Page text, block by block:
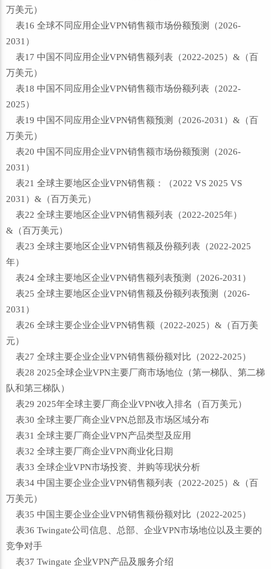
万美元）
表16 全球不同应用企业VPN销售额市场份额预测（2026-
2031）
表17 中国不同应用企业VPN销售额列表（2022-2025）&（百
万美元）
表18 中国不同应用企业VPN销售额市场份额列表（2022-
2025）
表19 中国不同应用企业VPN销售额预测（2026-2031）&（百
万美元）
表20 中国不同应用企业VPN销售额市场份额预测（2026-
2031）
表21 全球主要地区企业VPN销售额：（2022 VS 2025 VS
2031）&（百万美元）
表22 全球主要地区企业VPN销售额列表（2022-2025年）
&（百万美元）
表23 全球主要地区企业VPN销售额及份额列表（2022-2025
年）
表24 全球主要地区企业VPN销售额列表预测（2026-2031）
表25 全球主要地区企业VPN销售额及份额列表预测（2026-
2031）
表26 全球主要企业企业VPN销售额（2022-2025）&（百万美
元）
表27 全球主要企业企业VPN销售额份额对比（2022-2025）
表28 2025全球企业VPN主要厂商市场地位（第一梯队、第二梯
队和第三梯队）
表29 2025年全球主要厂商企业VPN收入排名（百万美元）
表30 全球主要厂商企业VPN总部及市场区域分布
表31 全球主要厂商企业VPN产品类型及应用
表32 全球主要厂商企业VPN商业化日期
表33 全球企业VPN市场投资、并购等现状分析
表34 中国主要企业企业VPN销售额列表（2022-2025）&（百
万美元）
表35 中国主要企业企业VPN销售额份额对比（2022-2025）
表36 Twingate公司信息、总部、企业VPN市场地位以及主要的
竞争对手
表37 Twingate 企业VPN产品及服务介绍